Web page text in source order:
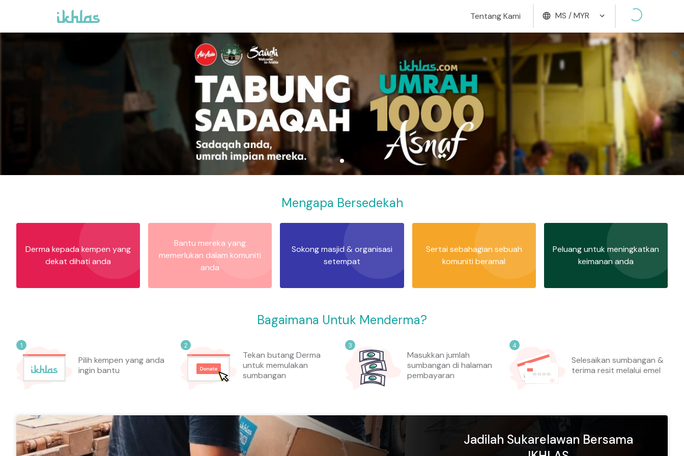
Tentang Kami MS / MYR
Mengapa Bersedekah
Derma kepada kempen yang
dekat dihati anda
Bantu mereka yang
memerlukan dalam komuniti
anda
Sokong masjid & organisasi
setempat
Sertai sebahagian sebuah
komuniti beramal
Peluang untuk meningkatkan
keimanan anda
Bagaimana Untuk Menderma?
Pilih kempen yang anda
ingin bantu
Tekan butang Derma
untuk memulakan
sumbangan
Masukkan jumlah
sumbangan di halaman
pembayaran
Selesaikan sumbangan &
terima resit melalui emel
Jadilah Sukarelawan Bersama